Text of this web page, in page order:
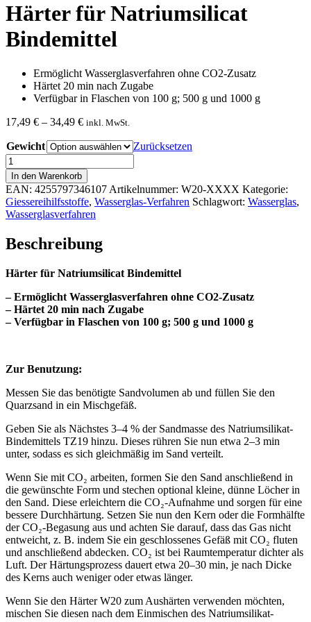
Härter für Natriumsilicat
Bindemittel
Ermöglicht Wasserglasverfahren ohne CO2-Zusatz
Härtet 20 min nach Zugabe
Verfügbar in Flaschen von 100 g; 500 g und 1000 g
17,49 € – 34,49 €Preisspanne:
bis
34,49 €
inkl. MwSt.
Gewicht
Zurücksetzen
Härter
für
Natriumsilicat
Bindemittel
Menge
In den Warenkorb
EAN: 4255797346107 Artikelnummer: W20-XXXX Kategorie:
Giessereihilfsstoffe, Wasserglas-Verfahren Schlagwort: Wasserglas,
Wasserglasverfahren
Beschreibung
Härter für Natriumsilicat Bindemittel
– Ermöglicht Wasserglasverfahren ohne CO2-Zusatz
– Härtet 20 min nach Zugabe
– Verfügbar in Flaschen von 100 g; 500 g und 1000 g
Zur Benutzung:
Messen Sie das benötigte Sandvolumen ab und füllen Sie den
Quarzsand in ein Mischgefäß.
Geben Sie als Nächstes 3–4 % der Sandmasse des Natriumsilikat-
Bindemittels TZ19 hinzu. Dieses rühren Sie nun etwa 2–3 min
unter, sodass es sich gleichmäßig im Sand verteilt.
Wenn Sie mit CO₂ arbeiten, formen Sie den Sand anschließend in
die gewünschte Form und stechen optional kleine, dünne Löcher in
den Sand. Diese erleichtern die CO₂-Aufnahme und sorgen für eine
bessere Durchhärtung. Setzen Sie nun den Kern oder die Formhälfte
der CO₂-Begasung aus und achten Sie darauf, dass das Gas nicht
entweicht, z. B. indem Sie ein geschlossenes Gefäß mit CO₂ fluten
und anschließend abdecken. CO₂ ist bei Raumtemperatur dichter als
Luft. Der Härtungsprozess dauert etwa 20–30 min, je nach Dicke
des Kerns auch weniger oder etwas länger.
Wenn Sie den Härter W20 zum Aushärten verwenden möchten,
mischen Sie diesen nach dem Einmischen des Natriumsilikat-